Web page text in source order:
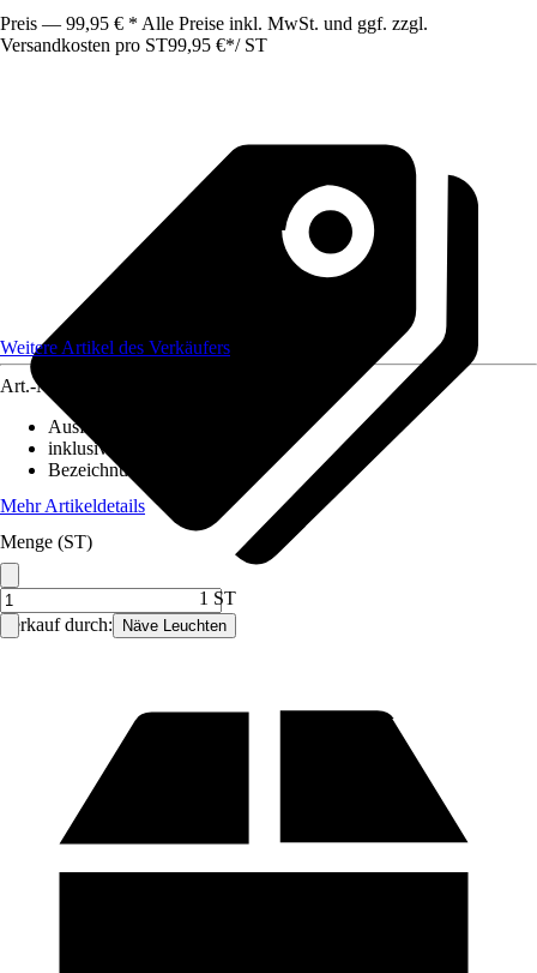
Preis — 99,95 € * Alle Preise inkl. MwSt. und ggf. zzgl.
Versandkosten pro ST99,95 €*/ ST
Verkauf durch: Näve Leuchten
Weitere Artikel des Verkäufers
Art.-Nr.
Ausführung
inklusive Leuchtmittel
Bezeichnung Fassung
Mehr Artikeldetails
Menge (ST)
1 ST